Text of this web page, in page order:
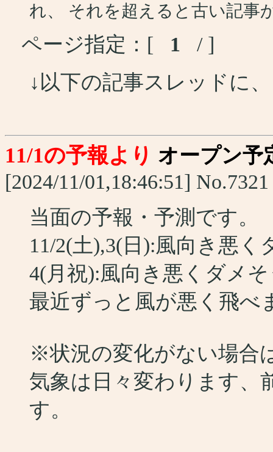
れ、 それを超えると古い記事
ページ指定：[ 1
/ ]
↓以下の記事スレッドに
11/1の予報より オープン予
[2024/11/01,18:46:51] No.7321
当面の予報・予測です。
11/2(土),3(日):風向き悪
4(月祝):風向き悪くダメ
最近ずっと風が悪く飛べ
※状況の変化がない場合
気象は日々変わります、
す。